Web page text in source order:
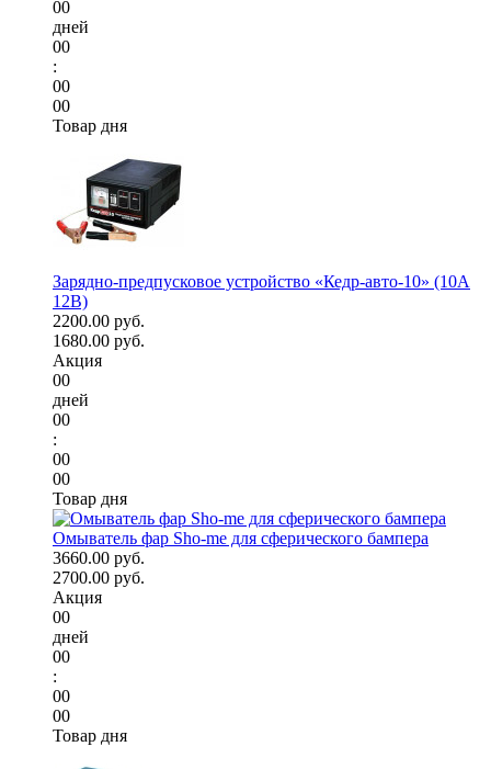
00
дней
00
:
00
00
Товар дня
Зарядно-предпусковое устройство «Кедр-авто-10» (10A
12В)
2200.00 руб.
1680.00 руб.
Акция
00
дней
00
:
00
00
Товар дня
Омыватель фар Sho-me для сферического бампера
3660.00 руб.
2700.00 руб.
Акция
00
дней
00
:
00
00
Товар дня